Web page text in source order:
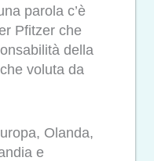
parola c’è
Pfitzer che
della
voluta da
Olanda,
e